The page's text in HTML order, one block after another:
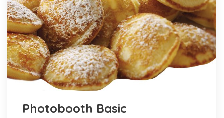
Photobooth Basic